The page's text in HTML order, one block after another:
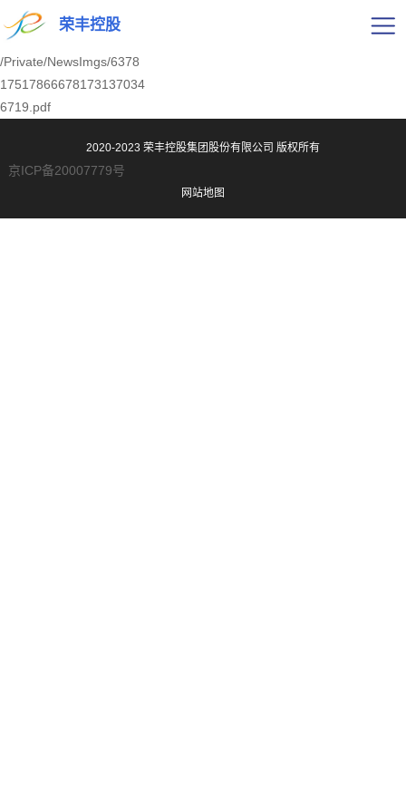
荣丰控股
/Private/NewsImgs/6378
17517866678173137034
6719.pdf
2020-2023 荣丰控股集团股份有限公司 版权所有
京ICP备20007779号
网站地图